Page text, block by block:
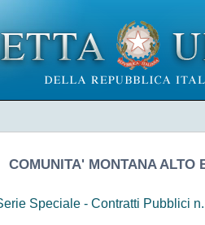
COMUNITA' MONTANA ALTO
Speciale - Contratti Pubblici